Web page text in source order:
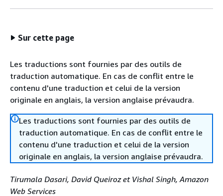
Sur cette page
Les traductions sont fournies par des outils de
traduction automatique. En cas de conflit entre le
contenu d'une traduction et celui de la version
originale en anglais, la version anglaise prévaudra.
Les traductions sont fournies par des outils de
traduction automatique. En cas de conflit entre le
contenu d'une traduction et celui de la version
originale en anglais, la version anglaise prévaudra.
Tirumala Dasari, David Queiroz et Vishal Singh, Amazon
Web Services